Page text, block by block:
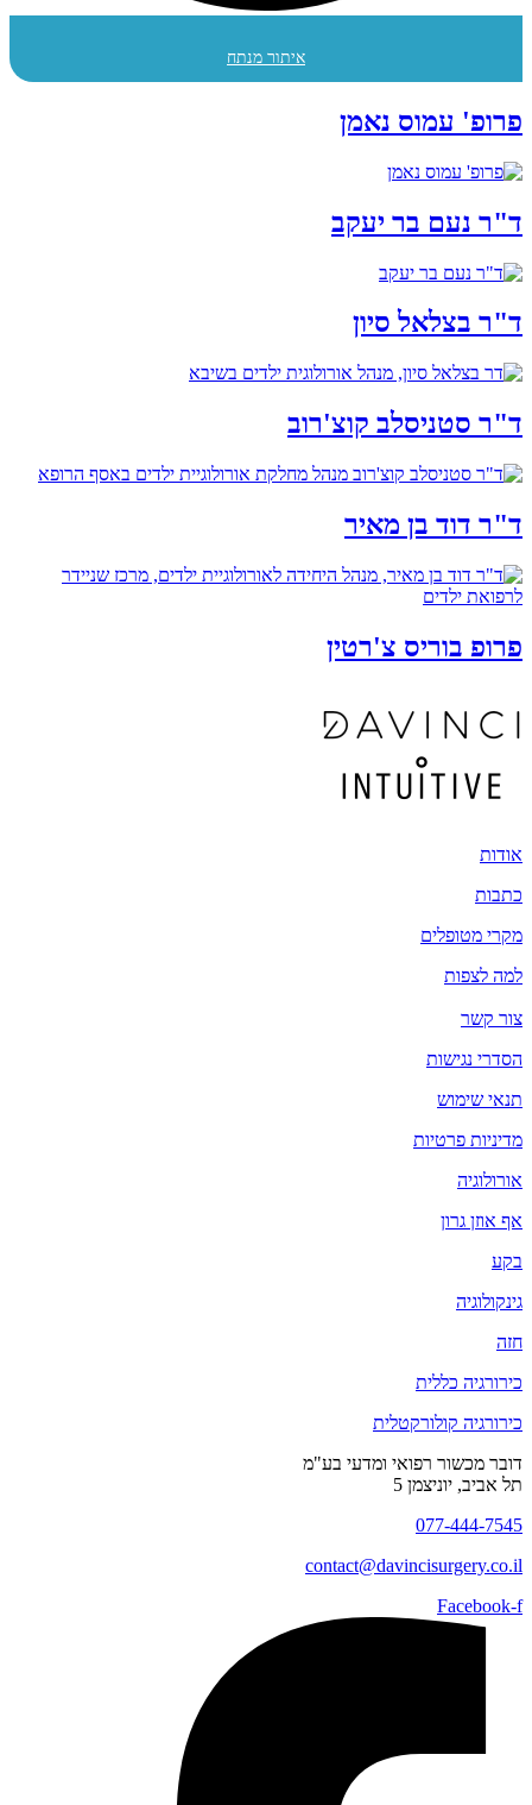
איתור מנתח
פרופ' עמוס נאמן
ד"ר נעם בר יעקב
ד"ר בצלאל סיון
ד"ר סטניסלב קוצ'רוב
ד"ר דוד בן מאיר
פרופ בוריס צ'רטין
אודות
כתבות
מקרי מטופלים
למה לצפות
צור קשר
הסדרי נגישות
תנאי שימוש
מדיניות פרטיות
אורולוגיה
אף אוזן גרון
בקע
גינקולוגיה
חזה
כירורגיה כללית
כירורגיה קולורקטלית
דובר מכשור רפואי ומדעי בע"מ
תל אביב, יוניצמן 5
077-444-7545
contact@davincisurgery.co.il
Facebook-f